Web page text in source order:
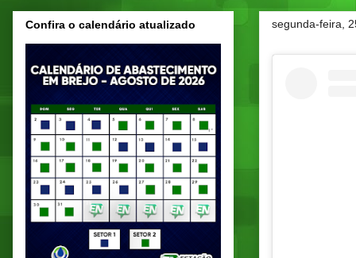
segunda-feira,
Confira o calendário atualizado